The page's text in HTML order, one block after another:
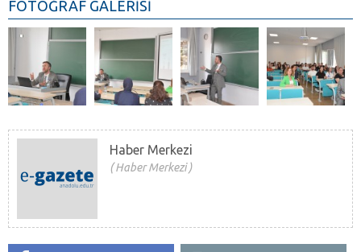
FOTOĞRAF GALERİSİ
Haber Merkezi
Haber Merkezi